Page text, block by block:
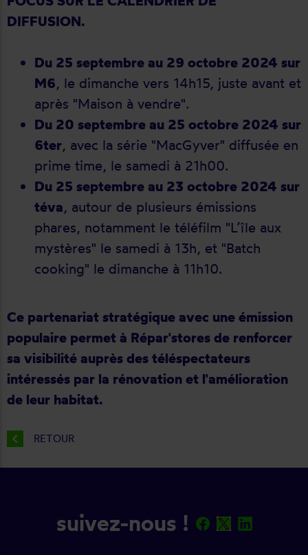
DIFFUSION.
Du 25 septembre au 29 octobre 2024 sur
M6, le dimanche vers 14h15, juste avant et
après "Maison à vendre".
Du 20 septembre au 25 octobre 2024 sur
6ter, avec la série "MacGyver" diffusée en
prime time, le samedi à 21h00.
Du 25 septembre au 23 octobre 2024 sur
téva, autour de plusieurs émissions
phares, notamment le téléfilm "L’île aux
mystères" le samedi à 13h, et "Batch
cooking" le dimanche à 11h10.
Ce partenariat stratégique avec une émission
populaire permet à Répar'stores de renforcer
sa visibilité auprès des téléspectateurs
intéressés par la rénovation et l'amélioration
de leur habitat.
chevron_left RETOUR
suivez-nous !